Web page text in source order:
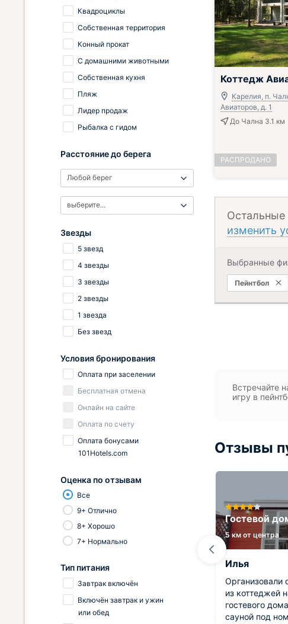
Коттедж
Карелия, п.
Авиаторов, д. 1
До Чална 3.1 км
РАСПРОДАНО
Остальные
изменить
Выбранные
Пейнтбол
Встречайте
игру в
Отзывы
Ландшафтный отель Рантала
0.2 км от центра
Максим
Волшебные моменты семейной
идиллии в прекрасном месте,
посетив его дважды, насладились
массой позитива. Территория
Гостевой
5 км от центра
Илья
Организовали
из коттеджей
гостевого
сауной под
Квадроциклы
Собственная территория
Конный прокат
С домашними животными
Собственная кухня
Пляж
Лидер продаж
Рыбалка с гидом
Расстояние до берега
Любой берег
выберите...
Звезды
5 звезд
4 звезды
3 звезды
2 звезды
1 звезда
Без звезд
Условия бронирования
Оплата при заселении
Бесплатная отмена
Онлайн на сайте
Оплата по счету
Оплата бонусами
101Hotels.com
Оценка по отзывам
Все
9+ Отлично
8+ Хорошо
7+ Нормально
Тип питания
Завтрак включён
Включён завтрак и ужин
или обед